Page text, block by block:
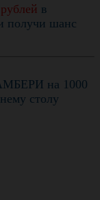
в
получи шанс
на 1000
столу